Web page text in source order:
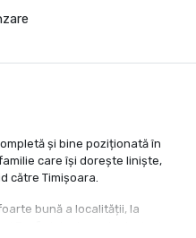
și bine poziționată în
care își dorește liniște,
către Timișoara.
bună a localității, la